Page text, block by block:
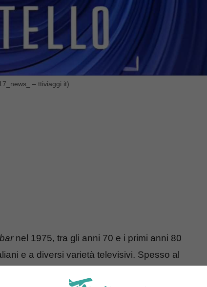
– ttiviaggi.it)
nel 1975, tra gli anni 70 e i primi anni 80
e a diversi varietà televisivi. Spesso al
nel 2005 partecipando alla terza edizione